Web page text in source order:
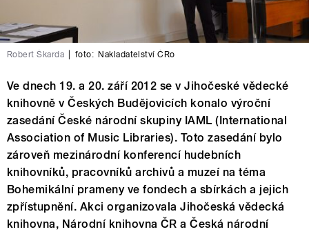
Robert Škarda foto: Nakladatelství ČRo
Ve dnech 19. a 20. září 2012 se v Jihočeské vědecké
knihovně v Českých Budějovicích konalo výroční
zasedání České národní skupiny IAML (International
Association of Music Libraries). Toto zasedání bylo
zároveň mezinárodní konferencí hudebních
knihovníků, pracovníků archivů a muzeí na téma
Bohemikální prameny ve fondech a sbírkách a jejich
zpřístupnění. Akci organizovala Jihočeská vědecká
knihovna, Národní knihovna ČR a Česká národní